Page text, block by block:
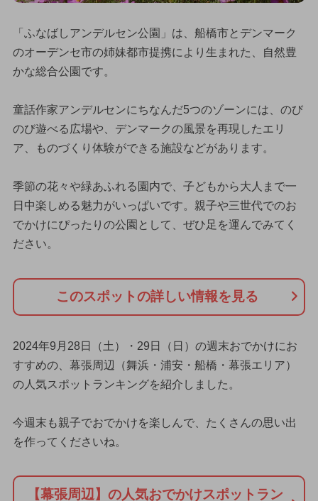
「ふなばしアンデルセン公園」は、船橋市とデンマーク
のオーデンセ市の姉妹都市提携により生まれた、自然豊
かな総合公園です。
童話作家アンデルセンにちなんだ5つのゾーンには、のび
のび遊べる広場や、デンマークの風景を再現したエリ
ア、ものづくり体験ができる施設などがあります。
季節の花々や緑あふれる園内で、子どもから大人まで一
日中楽しめる魅力がいっぱいです。親子や三世代でのお
でかけにぴったりの公園として、ぜひ足を運んでみてく
ださい。
このスポットの詳しい情報を見る
2024年9月28日（土）・29日（日）の週末おでかけにお
すすめの、幕張周辺（舞浜・浦安・船橋・幕張エリア）
の人気スポットランキングを紹介しました。
今週末も親子でおでかけを楽しんで、たくさんの思い出
を作ってくださいね。
【幕張周辺】の人気おでかけスポットラン